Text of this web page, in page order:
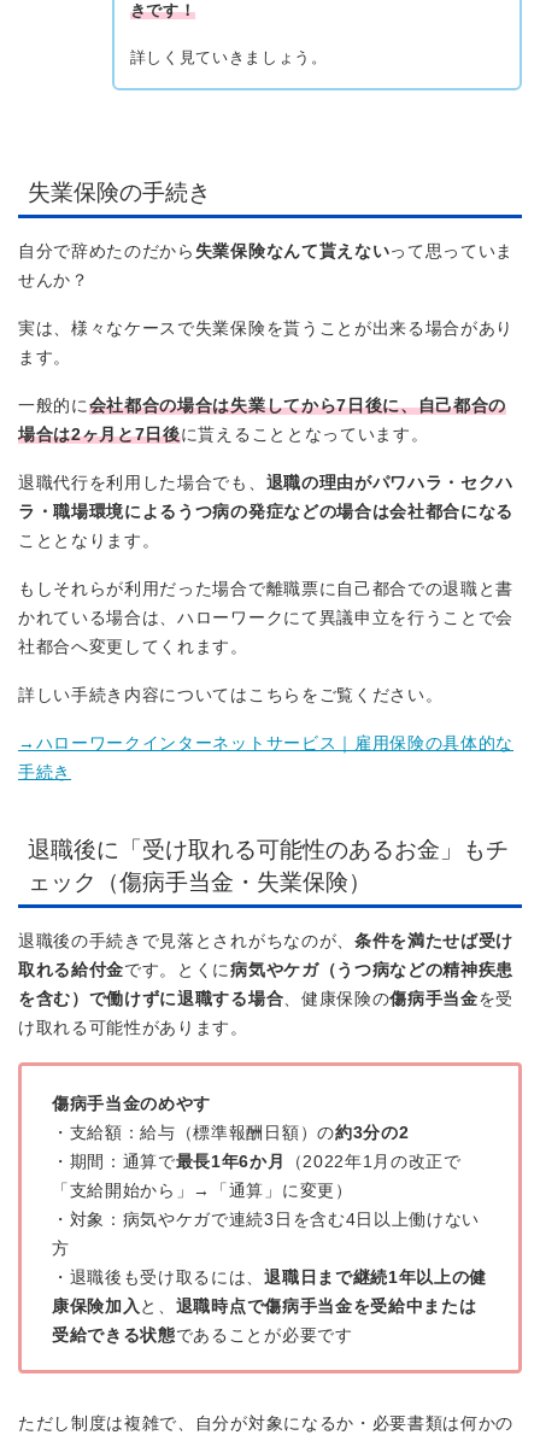
きです！
詳しく見ていきましょう。
失業保険の手続き
自分で辞めたのだから 失業保険なんて貰えないって思っていま
せんか？
実は、様々なケースで失業保険を貰うことが出来る場合があり
ます。
一般的に 会社都合の場合は失業してから7日後に、自己都合の
場合は2ヶ月と7日後に貰えることとなっています。
退職代行を利用した場合でも、 退職の理由がパワハラ・セクハ
ラ・職場環境によるうつ病の発症などの場合は会社都合になる
こととなります。
もしそれらが利用だった場合で離職票に自己都合での退職と書
かれている場合は、ハローワークにて異議申立を行うことで会
社都合へ変更してくれます。
詳しい手続き内容についてはこちらをご覧ください。
→ハローワークインターネットサービス｜雇用保険の具体的な
手続き
退職後に「受け取れる可能性のあるお金」もチ
ェック（傷病手当金・失業保険）
退職後の手続きで見落とされがちなのが、 条件を満たせば受け
取れる給付金です。とくに病気やケガ（うつ病などの精神疾患
を含む）で働けずに退職する場合、健康保険の傷病手当金を受
け取れる可能性があります。
傷病手当金のめやす
・支給額：給与（標準報酬日額）の約3分の2
・期間：通算で最長1年6か月
（2022年1月の改正で
「支給開始から」→「通算」に変更）
・対象：病気やケガで連続3日を含む4日以上働けない
方
・退職後も受け取るには、退職日まで継続1年以上の健
康保険加入 と、 退職時点で傷病手当金を受給中または
受給できる状態であることが必要です
ただし制度は複雑で、自分が対象になるか・必要書類は何かの